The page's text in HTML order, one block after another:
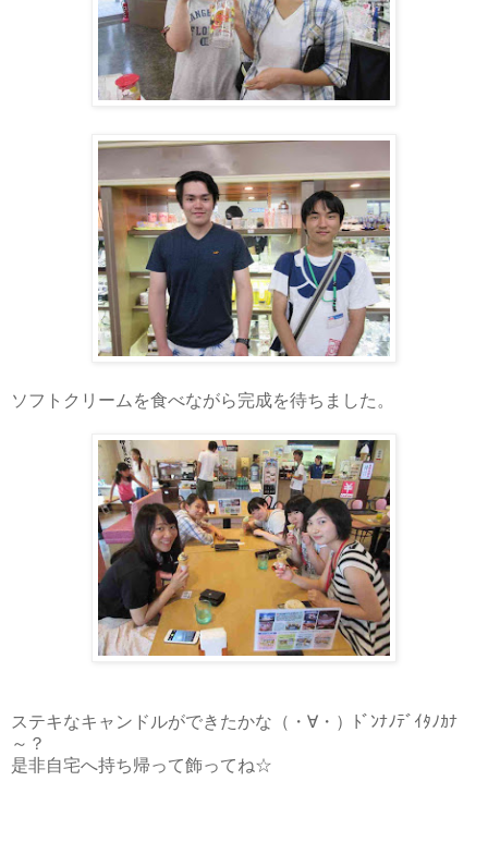
ソフトクリームを食べながら完成を待ちました。
ステキなキャンドルができたかな（・∀・）ﾄﾞﾝﾅﾉﾃﾞｲﾀﾉｶﾅ
～？
是非自宅へ持ち帰って飾ってね☆